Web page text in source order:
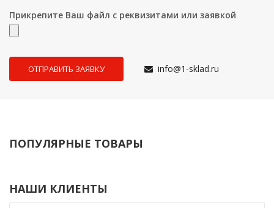
Прикрепите Ваш файл с реквизитами или заявкой
info@1-sklad.ru
ПОПУЛЯРНЫЕ ТОВАРЫ
НАШИ КЛИЕНТЫ